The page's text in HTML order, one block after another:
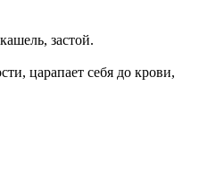
застой.
царапает себя до крови,